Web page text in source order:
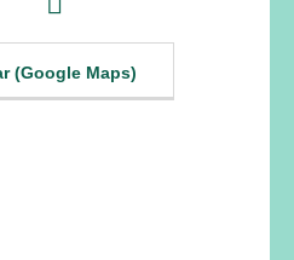
(Google Maps)